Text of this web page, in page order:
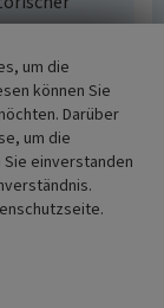
um die
können Sie
Darüber
um die
einverstanden